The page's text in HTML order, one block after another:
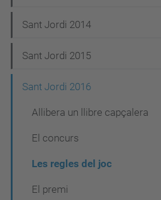
Sant Jordi 2014
Sant Jordi 2015
Sant Jordi 2016
Allibera un llibre capçalera
El concurs
Les regles del joc
El premi